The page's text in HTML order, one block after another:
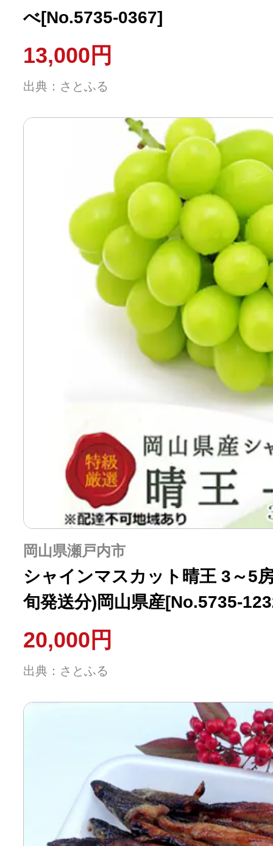
べ[No.5735-0367]
13,000円
出典：さとふる
岡山県瀬戸内市
シャインマスカット晴王 3～5
旬発送分)岡山県産[No.5735-
20,000円
出典：さとふる